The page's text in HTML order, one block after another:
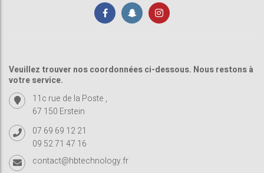
Veuillez trouver nos coordonnées ci-dessous. Nous restons à
votre service.
11c rue de la Poste ,
67 150 Erstein
07 69 69 12 21
09 52 71 47 16
contact@hbtechnology.fr